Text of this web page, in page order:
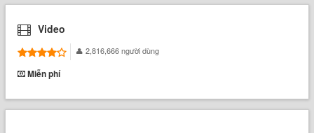
Video
2,816,666 người dùng
Miễn phí